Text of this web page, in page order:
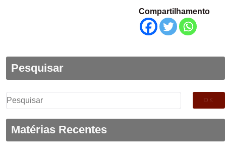
Compartilhamento
Pesquisar
Pesquisar
por:
Matérias Recentes